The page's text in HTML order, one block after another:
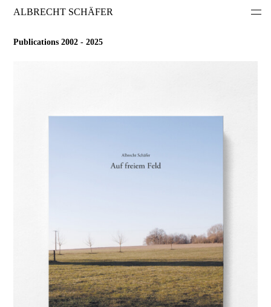
ALBRECHT SCHÄFER
Publications 2002 - 2025